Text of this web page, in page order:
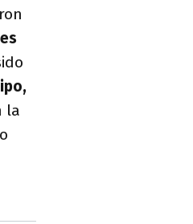
la